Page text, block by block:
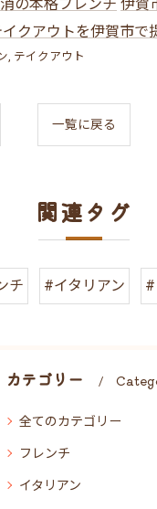
の本格フレンチ 伊賀
クアウトを伊賀市で
テイクアウト
一覧に戻る
関連タグ
チ #イタリアン #
カテゴリー
全てのカテゴリー
フレンチ
イタリアン